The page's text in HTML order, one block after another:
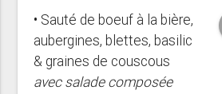
• Sauté de boeuf à la bière,
aubergines, blettes, basilic
& graines de couscous
avec salade composée